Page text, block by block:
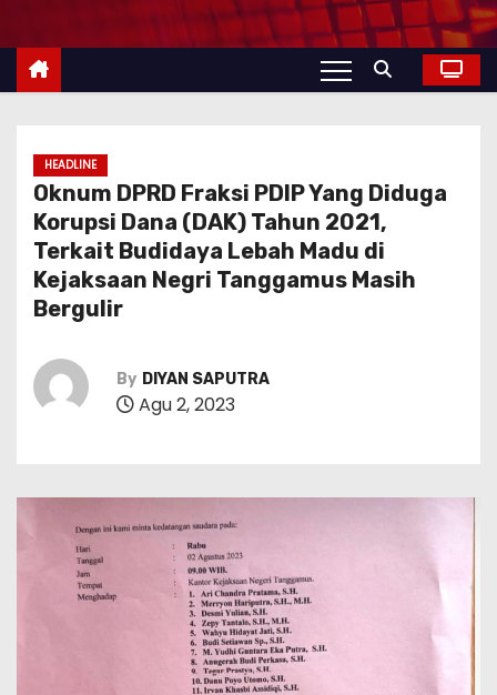
HEADLINE
Oknum DPRD Fraksi PDIP Yang Diduga
Korupsi Dana (DAK) Tahun 2021,
Terkait Budidaya Lebah Madu di
Kejaksaan Negri Tanggamus Masih
Bergulir
By DIYAN SAPUTRA
Agu 2, 2023